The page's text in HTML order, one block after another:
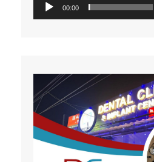
सामयिकी
समाज
विमर्श
विज्ञान
वन्य जीव
00:00